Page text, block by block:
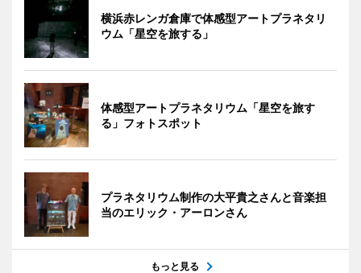
横浜赤レンガ倉庫で体感型アートプラネタリ
ウム「星空を旅する」
体感型アートプラネタリウム「星空を旅す
る」フォトスポット
プラネタリウム制作の大平貴之さんと音楽担
当のエリック・アーロンさん
もっと見る